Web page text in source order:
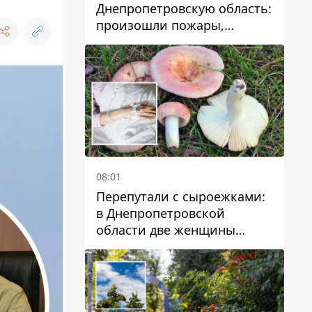
Днепропетровскую область:
произошли пожары,
повреждены дома,
инфраструктура и авто
08:01
Перепутали с сыроежками:
в Днепропетровской
области две женщины
отравились грибами